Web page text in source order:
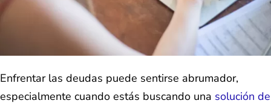
Enfrentar las deudas puede sentirse abrumador,
especialmente cuando estás buscando una solución de